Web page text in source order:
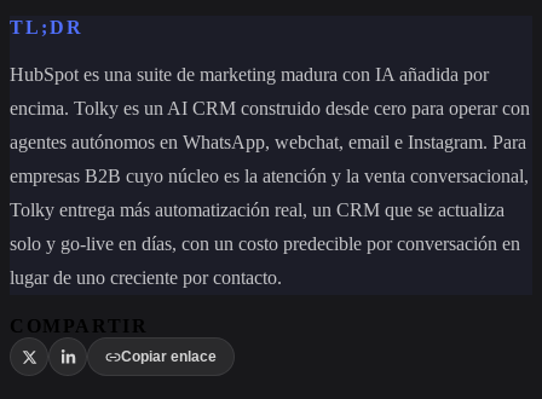
TL;DR
HubSpot es una suite de marketing madura con IA añadida por
encima. Tolky es un AI CRM construido desde cero para operar con
agentes autónomos en WhatsApp, webchat, email e Instagram. Para
empresas B2B cuyo núcleo es la atención y la venta conversacional,
Tolky entrega más automatización real, un CRM que se actualiza
solo y go-live en días, con un costo predecible por conversación en
lugar de uno creciente por contacto.
COMPARTIR
Copiar enlace